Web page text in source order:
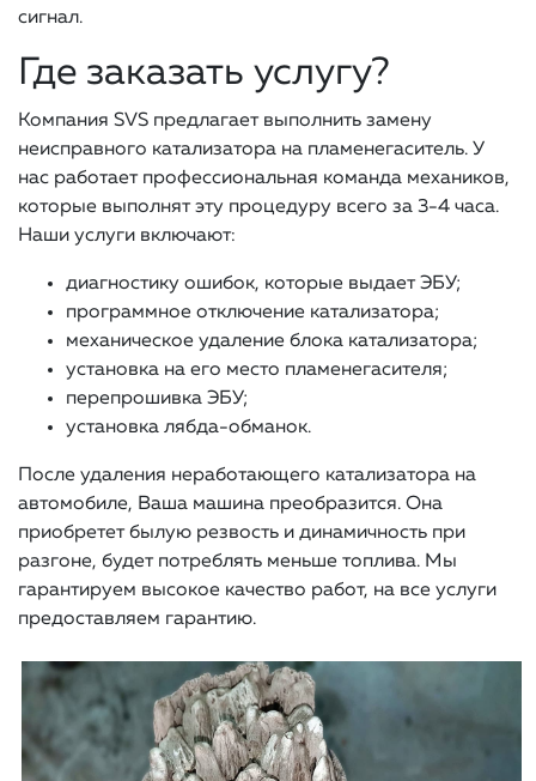
сигнал.
Где заказать услугу?
Компания SVS предлагает выполнить замену
неисправного катализатора на пламенегаситель. У
нас работает профессиональная команда механиков,
которые выполнят эту процедуру всего за 3-4 часа.
Наши услуги включают:
диагностику ошибок, которые выдает ЭБУ;
программное отключение катализатора;
механическое удаление блока катализатора;
установка на его место пламенегасителя;
перепрошивка ЭБУ;
установка лябда-обманок.
После удаления неработающего катализатора на
автомобиле, Ваша машина преобразится. Она
приобретет былую резвость и динамичность при
разгоне, будет потреблять меньше топлива. Мы
гарантируем высокое качество работ, на все услуги
предоставляем гарантию.